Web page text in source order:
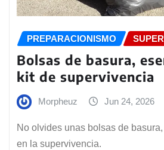
PREPARACIONISMO
Bolsas de basura,
kit de supervivencia
Morpheuz Jun 24, 2026
No olvides unas bolsas de
en la supervivencia.